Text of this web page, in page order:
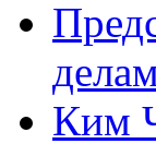
Ким